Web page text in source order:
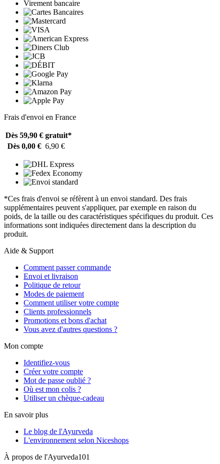
Virement bancaire
Frais d'envoi en France
Dès 59,90 € gratuit*
Dès 0,00 € 6,90 €
*Ces frais d'envoi se réfèrent à un envoi standard. Des frais
supplémentaires peuvent s'appliquer, par exemple en raison du
poids, de la taille ou des caractéristiques spécifiques du produit. Ces
informations sont indiquées directement dans la description du
produit.
Aide & Support
Comment passer commande
Envoi et livraison
Politique de retour
Modes de paiement
Comment utiliser votre compte
Clients professionnels
Promotions et bons d'achat
Vous avez d'autres questions ?
Mon compte
Identifiez-vous
Créer votre compte
Mot de passe oublié ?
Où est mon colis ?
Utiliser un chèque-cadeau
En savoir plus
Le blog de l'Ayurveda
L'environnement selon Niceshops
À propos de l'Ayurveda101